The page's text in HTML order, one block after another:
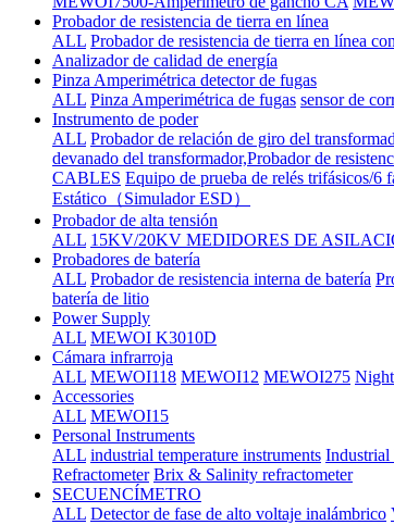
Probador de resistencia de tierra en línea
ALL Probador de resistencia de tierra en línea
Analizador de calidad de energía
Pinza Amperimétrica detector de fugas
ALL Pinza Amperimétrica de fugas sensor de
Instrumento de poder
ALL Probador de relación de giro del
devanado del transformador,Probador de
CABLES Equipo de prueba de relés trifásicos/6
Estático（Simulador ESD）
Probador de alta tensión
ALL 15KV/20KV MEDIDORES DE
Probadores de batería
ALL Probador de resistencia interna de batería
batería de litio
Power Supply
ALL MEWOI K3010D
Cámara infrarroja
ALL MEWOI118 MEWOI12 MEWOI275
Accessories
ALL MEWOI15
Personal Instruments
ALL industrial temperature instruments Industrial
Refractometer Brix & Salinity refractometer
SECUENCÍMETRO
ALL Detector de fase de alto voltaje inalámbrico